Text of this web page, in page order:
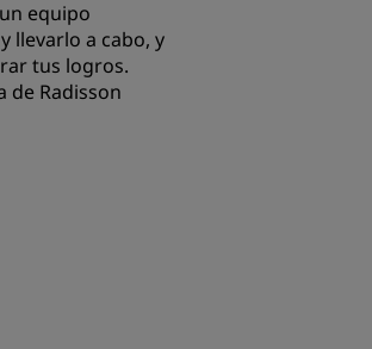
INSCRIBIRSE
equipo
llevarlo a cabo, y
tus logros.
de Radisson